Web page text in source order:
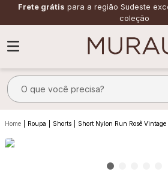
Frete grátis para a região Sudeste
coleção
O que você precisa?
Roupa Shorts Short Nylon Run Rosê Vintage